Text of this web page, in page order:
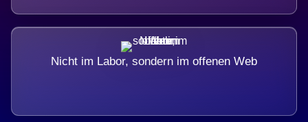
Nicht im Labor, sondern im offenen Web